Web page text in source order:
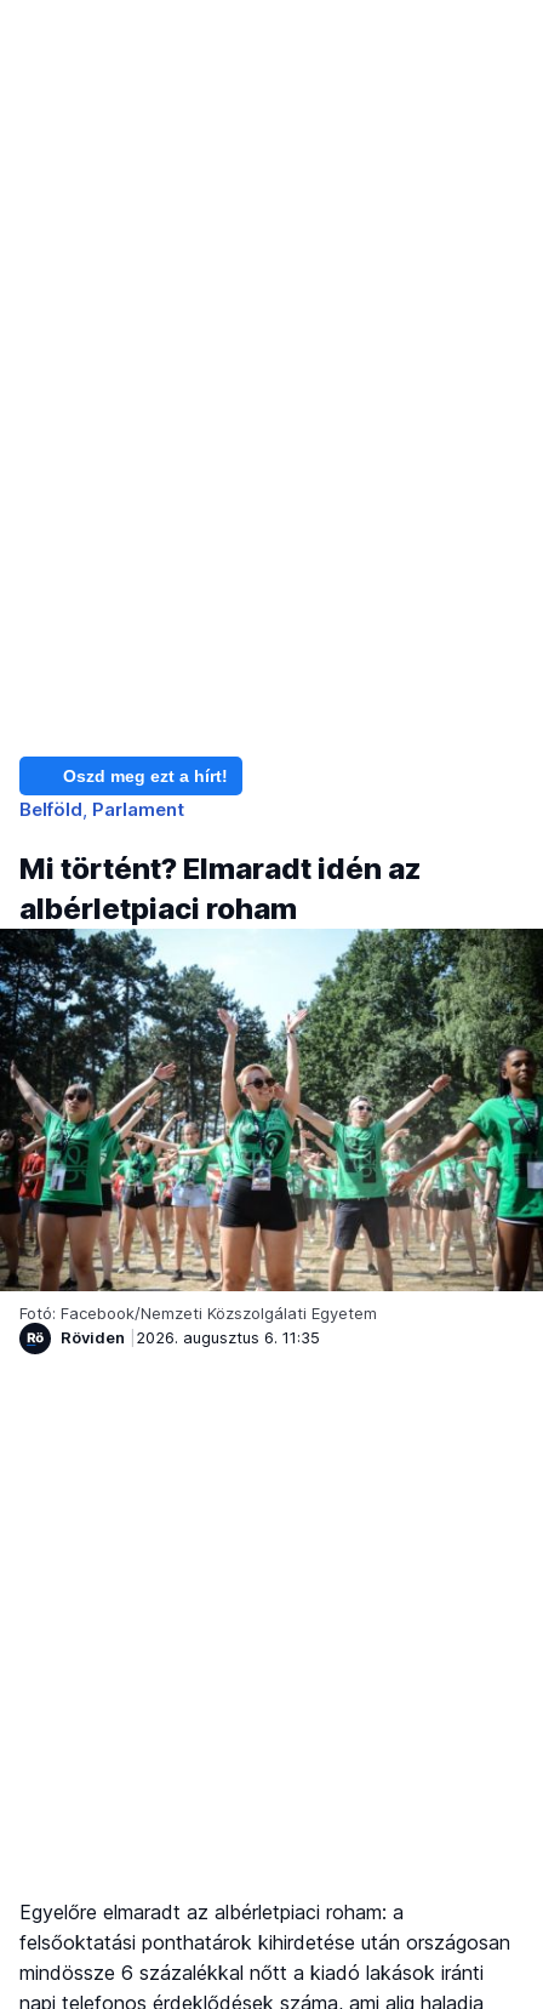
Oszd meg ezt a hírt!
Belföld Parlament
Mi történt? Elmaradt idén az
albérletpiaci roham
Fotó: Facebook/Nemzeti Közszolgálati Egyetem
Röviden
2026. augusztus 6. 11:35
Egyelőre elmaradt az albérletpiaci roham: a
felsőoktatási ponthatárok kihirdetése után országosan
mindössze 6 százalékkal nőtt a kiadó lakások iránti
napi telefonos érdeklődések száma, ami alig haladja